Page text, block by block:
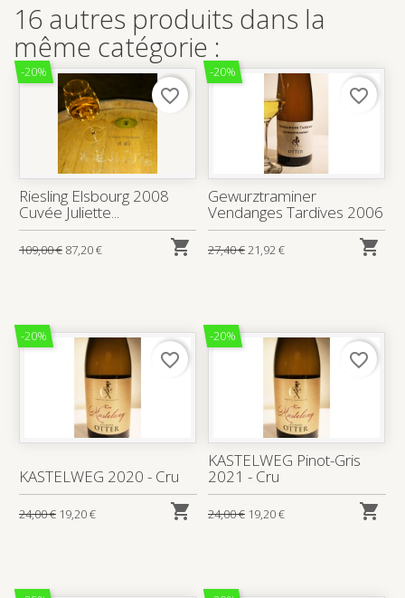
16 autres produits dans la
même catégorie :
-20%
Riesling Elsbourg 2008
Cuvée Juliette...
109,00 € 87,20 € 
favorite_border
-20%
Gewurztraminer
Vendanges Tardives 2006
27,40 €21,92 € 
favorite_border
-20%
KASTELWEG 2020 - Cru
24,00 € 19,20 € 
favorite_border
-20%
KASTELWEG Pinot-Gris
2021 - Cru
24,00 € 19,20 € 
favorite_border